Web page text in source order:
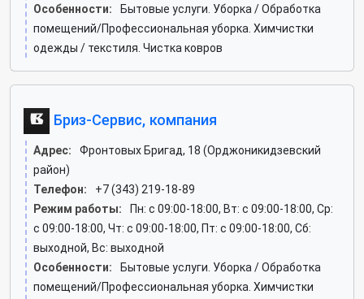
Особенности:
Бытовые услуги. Уборка / Обработка
помещений/Профессиональная уборка. Химчистки
одежды / текстиля. Чистка ковров
Бриз-Сервис, компания
Адрес:
Фронтовых Бригад, 18 (Орджоникидзевский
район)
Телефон:
+7 (343) 219-18-89
Режим работы:
Пн: c 09:00-18:00, Вт: c 09:00-18:00, Ср:
c 09:00-18:00, Чт: c 09:00-18:00, Пт: c 09:00-18:00, Сб:
выходной, Вс: выходной
Особенности:
Бытовые услуги. Уборка / Обработка
помещений/Профессиональная уборка. Химчистки